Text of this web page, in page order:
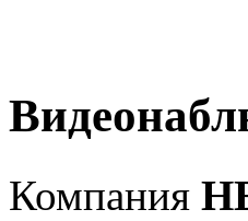
Компания